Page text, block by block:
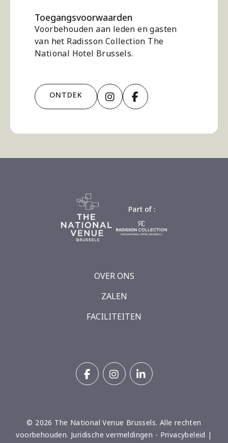
Toegangsvoorwaarden
Voorbehouden aan leden en gasten
van het Radisson Collection The
National Hotel Brussels.
ONTDEK Instagramfacebook
Part of :
OVER ONS
ZALEN
FACILITEITEN
FACEBOOKINSTAGRAM
LINKEDIN
© 2026 The National Venue Brussels. Alle rechten
voorbehouden. juridische vermeldingen - privacybeleid |